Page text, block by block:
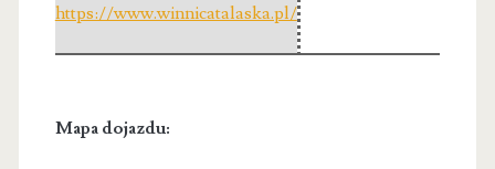
https://www.winnicatalaska.pl/
Mapa dojazdu: